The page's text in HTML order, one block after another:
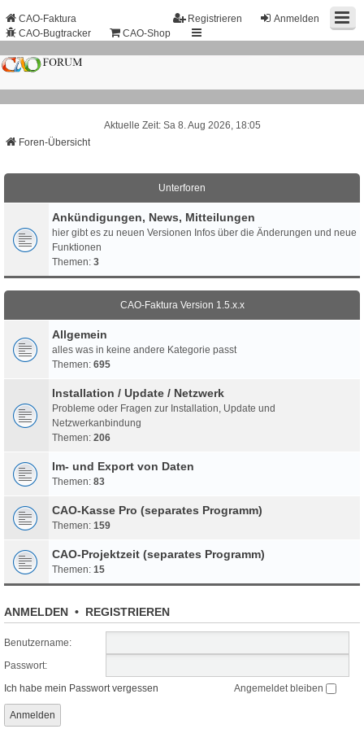
Anmelden
Registrieren
CAO-Faktura
CAO-Bugtracker
CAO-Shop
Aktuelle Zeit: Sa 8. Aug 2026, 18:05
Foren-Übersicht
Unterforen
Ankündigungen, News, Mitteilungen
hier gibt es zu neuen Versionen Infos über die Änderungen und neue
Funktionen
Themen: 3
CAO-Faktura Version 1.5.x.x
Allgemein
alles was in keine andere Kategorie passt
Themen: 695
Installation / Update / Netzwerk
Probleme oder Fragen zur Installation, Update und
Netzwerkanbindung
Themen: 206
Im- und Export von Daten
Themen: 83
CAO-Kasse Pro (separates Programm)
Themen: 159
CAO-Projektzeit (separates Programm)
Themen: 15
ANMELDEN • REGISTRIEREN
Benutzername:
Passwort:
Ich habe mein Passwort vergessen
Angemeldet bleiben